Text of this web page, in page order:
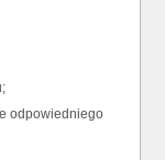
odpowiedniego